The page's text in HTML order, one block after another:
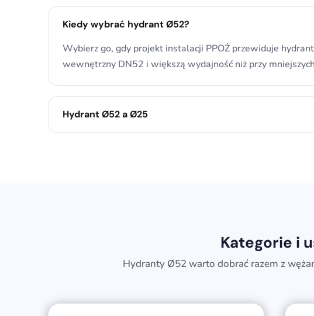
Kiedy wybrać hydrant Ø52?
Wybierz go, gdy projekt instalacji PPOŻ przewiduje hydrant
wewnętrzny DN52 i większą wydajność niż przy
Hydrant Ø52 a Ø25
Kategorie i
Hydranty Ø52 warto dobrać razem z